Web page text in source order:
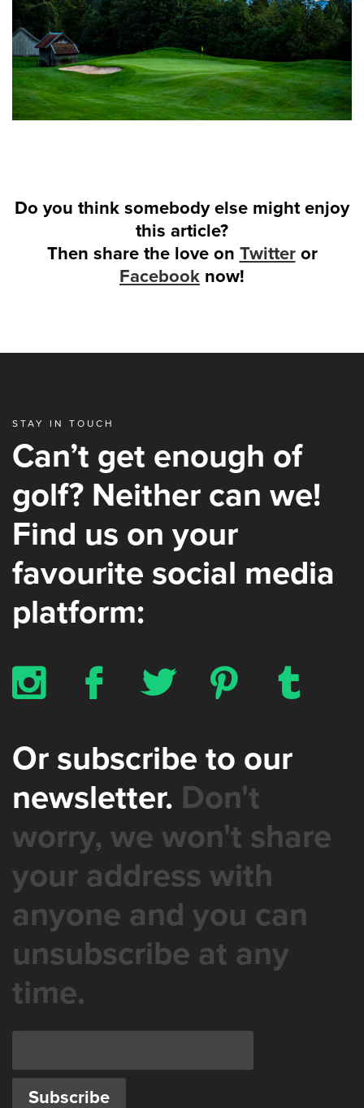
Do you think somebody else might enjoy
this article?
Then share the love on Twitteror
Facebook now!
STAY IN TOUCH
Can’t get enough of
golf? Neither can we!
Find us on your
favourite social media
platform:
x b a d z
Or subscribe to our
newsletter. Don't
worry, we won't share
your address with
anyone and you can
unsubscribe at any
time.